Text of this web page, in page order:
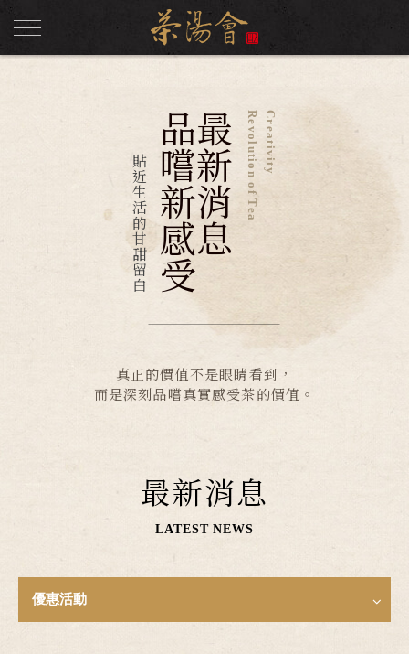
Creativity
Revolution of Tea
最新消息
品嚐新感受
貼近生活的甘甜留白
真正的價值不是眼睛看到，
而是深刻品嚐真實感受茶的價值。
最新消息
LATEST NEWS
優惠活動